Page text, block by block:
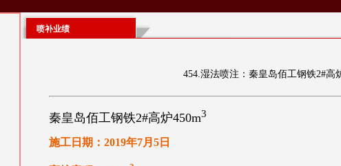
喷补业绩
454.湿法喷注：秦皇岛佰工钢铁2#高
秦皇岛佰工钢铁2#高炉450m3
施工日期：2019年7月5日